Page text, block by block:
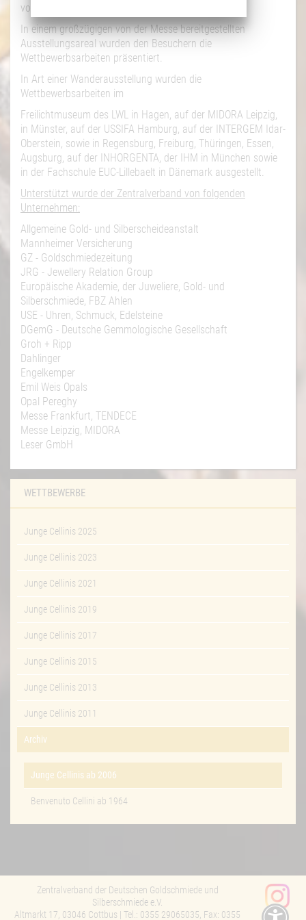
von dem Hit "We are the Champions".
In einem großzügigen von der Messe bereitgestellten
Ausstellungsareal wurden den Besuchern die
Wettbewerbsarbeiten präsentiert.
In Art einer Wanderausstellung wurden die
Wettbewerbsarbeiten im
Freilichtmuseum des LWL in Hagen, auf der MIDORA Leipzig,
in Münster, auf der USSIFA Hamburg, auf der INTERGEM Idar-
Oberstein, sowie in Regensburg, Freiburg, Thüringen, Essen,
Augsburg, auf der INHORGENTA, der IHM in München sowie
in der Fachschule EUC-Lillebaelt in Dänemark ausgestellt.
Unterstützt wurde der Zentralverband von folgenden
Unternehmen:
Allgemeine Gold- und Silberscheideanstalt
Mannheimer Versicherung
GZ - Goldschmiedezeitung
JRG - Jewellery Relation Group
Europäische Akademie, der Juweliere, Gold- und
Silberschmiede, FBZ Ahlen
USE - Uhren, Schmuck, Edelsteine
DGemG - Deutsche Gemmologische Gesellschaft
Groh + Ripp
Dahlinger
Engelkemper
Emil Weis Opals
Opal Pereghy
Messe Frankfurt, TENDECE
Messe Leipzig, MIDORA
Leser GmbH
WETTBEWERBE
Junge Cellinis 2025
Junge Cellinis 2023
Junge Cellinis 2021
Junge Cellinis 2019
Junge Cellinis 2017
Junge Cellinis 2015
Junge Cellinis 2013
Junge Cellinis 2011
Archiv
Junge Cellinis ab 2006
Benvenuto Cellini ab 1964
Zentralverband der Deutschen Goldschmiede und
Silberschmiede e.V.
Altmarkt 17, 03046 Cottbus | Tel.: 0355 29065035, Fax: 0355